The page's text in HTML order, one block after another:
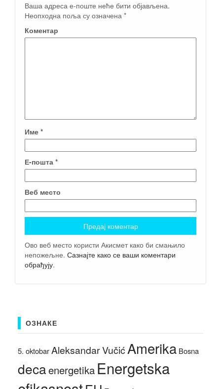
Ваша адреса е-поште неће бити објављена.
Неопходна поља су означена *
Коментар
Име *
Е-пошта *
Веб место
Ово веб место користи Акисмет како би смањило
непожељне. Сазнајте како се ваши коментари
обрађују.
ОЗНАКЕ
5. oktobarAleksandar VučićAmerika Bosna
decaenergetika Energetska